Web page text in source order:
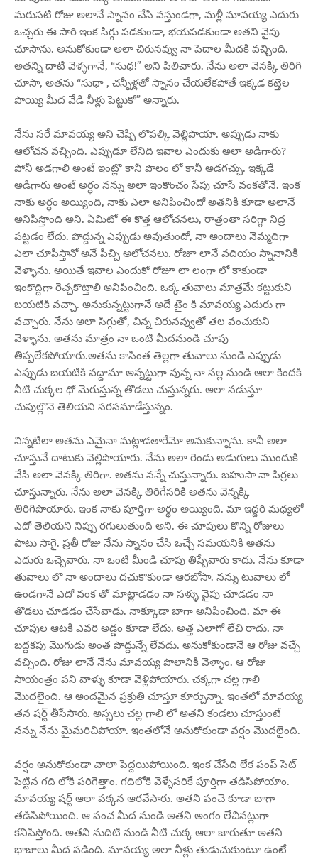
మరుసటి రోజు అలానే స్నానం చేసి వస్తుండగా, మళ్లీ మావయ్య ఎదురు
ఒచ్చరు ఈ సారి ఇంక సిగ్గు పడకుండా, భయపడకుండా అతని వైపు
చూసాను. అనుకోకుండా అలా చిరునవ్వు నా పెదాల మీదకి వచ్చింది.
అతన్ని దాటి వెళ్ళగానే, “సుధ!” అని పిలిచారు. నేను అలా వెనక్కి తిరిగి
చూసా, అతను “సుధా , చన్నీళ్లతో స్నానం చేయలేకపోతే ఇక్కడ కట్తెల
పొయ్యి మీద వేడి నీళ్లు పెట్టుకో” అన్నారు.
నేను సరే మావయ్య అని చెప్పి లొపల్కి వెల్లిపొయా. అప్పుడు నాకు
ఆలోచన వచ్చింది. ఎప్పుడూ లేనిది ఇవాల ఎందుకు అలా అడిగారు?
పోనీ అడగాలి అంటే ఇంట్లొ కానీ పొలం లో కానీ అడగచ్చు. ఇక్కడే
అడిగారు అంటే అర్ధం నన్ను అలా ఇంకొంచం సేపు చూసే వంకతోనే. ఇంక
నాకు అర్ధం అయ్యింది, నాకు ఎలా అనిపించిందో అతనికి కూడా అలానే
అనిపిస్తొంది అని. ఏమిటో ఈ కొత్త ఆలోచనలు, రాత్రంతా సరిగ్గా నిద్ర
పట్టడం లేదు. పొద్దున్న ఎప్పుడు అవుతుందో, నా అందాలు నెమ్మదిగా
ఎలా చూపిస్తానో అనే పిచ్చి అలోచనలు. రోజూ లానే వదియం స్నానానికి
వెళ్ళాను. అయితే ఇవాల ఎందుకో రోజూ లా లంగా లో కాకుండా
ఇంకొద్దిగా రెచ్చకొట్తాలి అనిపించింది. ఒక్క తువాలు మాత్రమే కట్టుకుని
బయటికి వచ్చా. అనుకున్నట్టుగానే అదే టైం కి మావయ్య ఎదురు గా
వచ్చారు. నేను అలా సిగ్గుతో, చిన్న చిరునవ్వుతో తల వంచుకుని
వెళ్ళాను. అతను మాత్రం నా ఒంటి మీదనుండి చూపు
తిప్పలేకపోయారు.అతను కాసింత తెల్లగా తువాలు నుండి ఎప్పుడు
ఎప్పుడు బయటికి వద్దామా అన్నట్టుగా వున్న నా సల్ల నుండి ఆలా కిందకి
నీటి చుక్కల థో మెరుస్తున్న తొడలు చుస్తున్నరు. అలా నడుస్తూ
చుపుల్లొనె తెలియని సరసమాడేస్తున్నం.
నిన్నటిలా అతను ఎమైనా మట్లాడతారేమో అనుకున్నాను. కానీ అలా
చూస్తునే దాటుకు వెల్లిపొయారు. నేను అలా రెండు అడుగులు ముందుకి
వేసి అలా వెనక్కి తిరిగా. అతను నన్నే చుస్తున్నారు. బహుసా నా పిర్రలు
చూస్తున్నారు. నేను అలా వెనక్కి తిరిగేసరికి అతను వెన్నక్కి
తిరిగిపొయారు. ఇంక నాకు పూర్తిగా అర్ధం అయ్యింది. మా ఇద్దరి మధ్యలో
ఎదో తెలియని నిప్పు రగులుతుంది అని. ఈ చూపులు కొన్ని రోజులు
పాటు సాగై. ప్రతీ రోజు నేను స్నానం చేసి ఒచ్చే సమయనికి అతను
ఎదురు ఒచ్చెవారు. నా ఒంటి మీండి చూపు తిప్పేవారు కాదు. నేను కూడా
తువాలు లొ నా అందాలు దచుకొకుండా ఆరబోసా. నన్ను టువాలు లో
ఉండగానే ఎదో వంక తో మాట్లాడడం నా సళ్ళు వైపు చూడడం నా
తొడలు చూడడం చేసేవాడు. నాక్కూడా బాగా అనిపించింది. మా ఈ
చూపుల ఆటకి ఎవరి అడ్డం కూడా లేదు. అత్త ఎలాగో లేచి రాదు. నా
బద్దకపు మొగుడు అంత పొద్దున్నే లేవదు. అనుకోకుండానే ఆ రోజు వచ్చే
వచ్చింది. రోజు లానే నేను మావయ్య పొలానికి వెళ్ళాం. ఆ రోజు
సాయంత్రం పని వాళ్ళు కూడా వెళ్లిపోయారు. చక్కగా చల్ల గాలి
మొదలైంది. ఆ అందమైన ప్రక్రుతి చూస్తూ కూర్చున్నా. ఇంతలో మావయ్య
తన షర్ట్ తీసేసారు. అస్సలు చల్ల గాలి లో అతని కండలు చూస్తుంటే
నన్ను నేను మైమరిచిపోయా. ఇంతలోనే అనుకోకుండా వర్షం మొదలైంది.
వర్షం అనుకోకుండా చాలా పెద్దయిపోయింది. ఇంక చేసేది లేక పంప్ సెట్
పెట్టిన గది లోకి పరిగెత్తాం. గదిలోకి వెళ్ళేసరికే పూర్తిగా తడిసిపోయాం.
మావయ్య షర్ట్ ఆలా పక్కన ఆరవేసారు. అతని పంచె కూడా బాగా
తడిసిపోయింది. ఆ పంచ మీద నుండి అతని అంగం లేచినట్లుగా
కనిపిస్తోంది. అతని నుదిటి నుండి నీటి చుక్క ఆలా జారుతూ అతని
భాజాలు మీద పడింది. మావయ్య అలా నీళ్లు తుడుచుకుంటూ ఉంటే